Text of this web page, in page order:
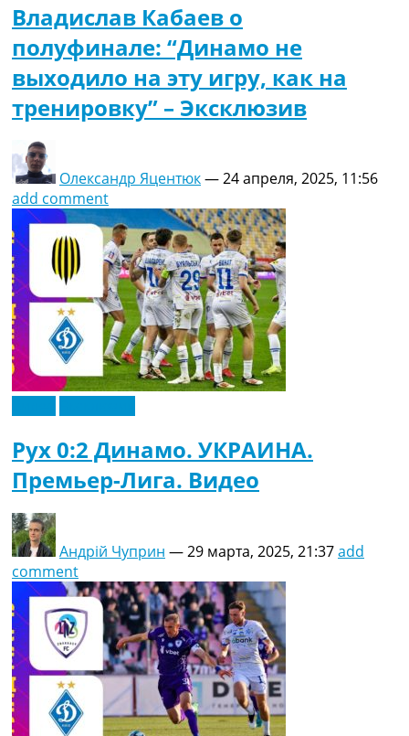
Владислав Кабаев о
полуфинале: “Динамо не
выходило на эту игру, как на
тренировку” – Эксклюзив
Олександр Яцентюк—24 апреля, 2025, 11:56
add comment
Рух 0:2 Динамо. УКРАИНА.
Премьер-Лига. Видео
Андрій Чуприн —29 марта, 2025, 21:37add
comment